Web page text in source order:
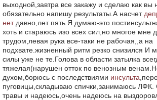
выходной,завтра все закажу и сделаю как вы
обязательно напишу результаты.А насчет
нетдавно,лет пять.Я думаю-это
хоть и стараюсь изо всех сил,но многое мне
трудом,левая рука все-таки не рабочая,,а на
подхвате.жизненный ритм резко снизился И
силы уже не те.Голова в области затылка
тяжелая(нарушен отток по венозным
духом,борюсь с последствиями инсульта
пуговицы,складываю спички,занимаюсь ЛФК.
травы и надеюсь,очень надеюсь на